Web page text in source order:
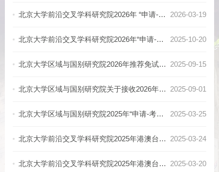
2026-03-19
北京大学前沿交叉学科研究院2026年 “申请-考核制”博士研究生复试名单及复试安排
2025-10-20
北京大学前沿交叉学科研究院2026年“申请-考核制”博士研究生招生说明
2025-09-15
北京大学区域与国别研究院2026年推荐免试研究生复试安排及复试名单
2025-09-01
北京大学区域与国别研究院关于接收2026年推荐免试（直博）研究生的说明
2025-03-25
北京大学区域与国别研究院2025年“申请-考核制”博士研究生、港澳台人士、留学生攻读博士学位研究生招生复试面试名单
2025-03-24
北京大学前沿交叉学科研究院2025年港澳台人士、留学生攻读硕士/博士学位研究生复试名单及复试安排
2025-03-20
北京大学前沿交叉学科研究院2025年港澳台人士、留学生攻读硕士/博士学位研究生复试名单及复试安排